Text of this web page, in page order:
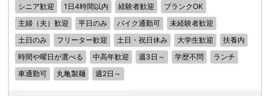
シニア歓迎 1日4時間以内 経験者歓迎
ブランクOK
主婦（夫）歓迎
平日のみ バイク通勤可
未経験者歓迎
土日のみ
フリーター歓迎 土日・祝日休み 大学生歓迎
扶養内
時間や曜日が選べる
中高年歓迎 週3日～ 学歴不問
ランチ
車通勤可
丸亀製麺 週2日～